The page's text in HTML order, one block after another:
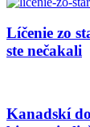
Líčenie zo
ste nečakali
Kanadskí